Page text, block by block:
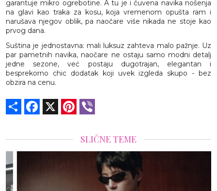
garantuje mikro ogrebotine. A tu je i čuvena navika nošenja
na glavi kao traka za kosu, koja vremenom opušta ram i
narušava njegov oblik, pa naočare više nikada ne stoje kao
prvog dana.
Suština je jednostavna: mali luksuz zahteva malo pažnje. Uz
par pametnih navika, naočare ne ostaju samo modni detalj
jedne sezone, već postaju dugotrajan, elegantan i
besprekorno chic dodatak koji uvek izgleda skupo - bez
obzira na cenu.
Share Facebook Pinterest
SLIČNE TEME